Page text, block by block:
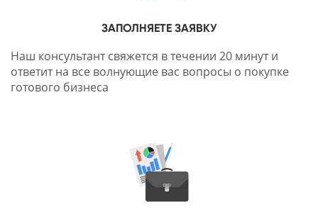
ЗАПОЛНЯЕТЕ ЗАЯВКУ
Наш консультант свяжется в течении 20 минут и
ответит на все волнующие вас вопросы о покупке
готового бизнеса